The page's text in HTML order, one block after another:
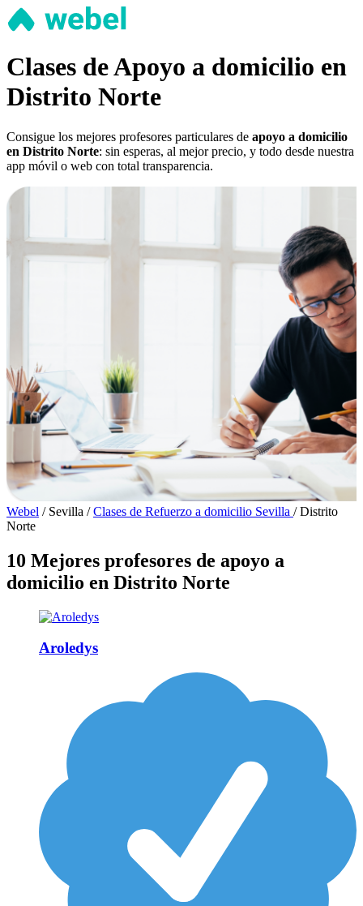
Clases de Apoyo a domicilio en
Distrito Norte
Consigue los mejores profesores particulares de apoyo a domicilio
en Distrito Norte: sin esperas, al mejor precio, y todo desde nuestra
app móvil o web con total transparencia.
Webel / Sevilla / Clases de Refuerzo a domicilio Sevilla / Distrito
Norte
10 Mejores profesores de apoyo a
domicilio en Distrito Norte
Aroledys